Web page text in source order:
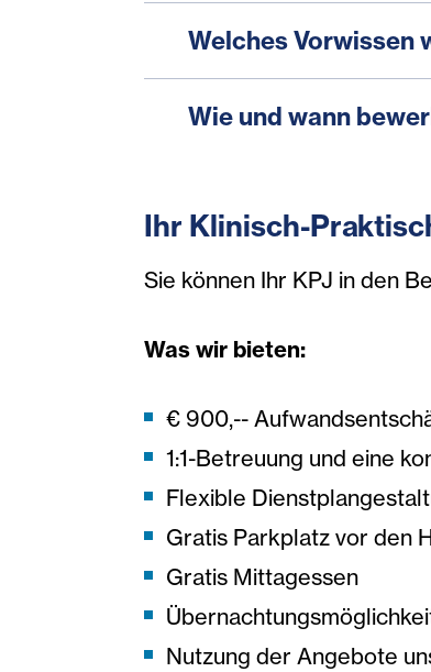
Welches Vorwissen
Wie und wann
Ihr Klinisch-
Sie können Ihr KPJ in den
Was wir bieten:
€ 900,--
1:1-Betreuung und eine
Flexible
Gratis Parkplatz vor den
Gratis Mittagessen
Nutzung der Angebote